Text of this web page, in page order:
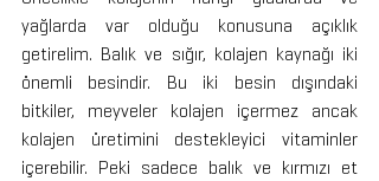
yağlarda var olduğu konusuna açıklık
getirelim. Balık ve sığır, kolajen kaynağı iki
önemli besindir. Bu iki besin dışındaki
bitkiler, meyveler kolajen içermez ancak
kolajen üretimini destekleyici vitaminler
içerebilir. Peki sadece balık ve kırmızı et